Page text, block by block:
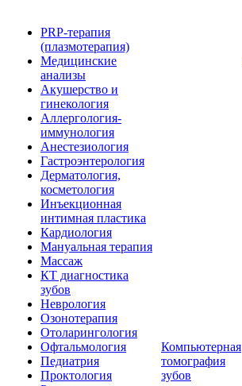
PRP-терапия
(плазмотерапия)
Медицинские
анализы
Акушерство и
гинекология
Аллергология-
иммунология
Анестезиология
Гастроэнтерология
Дерматология,
косметология
Инъекционная
интимная пластика
Кардиология
Мануальная терапия
Массаж
КТ диагностика
зубов
Неврология
Озонотерапия
Отоларингология
Офтальмология
Педиатрия
Проктология
Компьютерная
томография
зубов